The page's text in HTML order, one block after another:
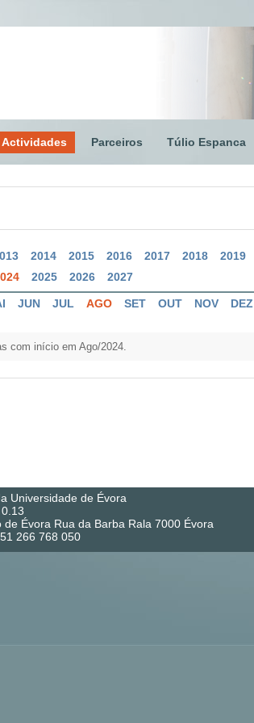
Actividades Parceiros Túlio Espanca
2014 2015 2016 2017 2018
2019
2025 2026 2027
JUN JUL AGO SET OUT NOV DEZ
com início em Ago/2024.
Universidade de Évora
Évora Rua da Barba Rala 7000 Évora
266 768 050